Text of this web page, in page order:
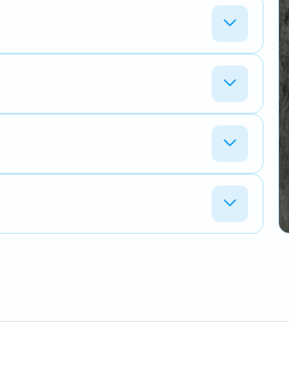
vervangen. Stuur het pakket op,
celgroep. Wij meten alles door
het pakket positief getest is, brengen
fabrikant. Bij revisie blijft je originele